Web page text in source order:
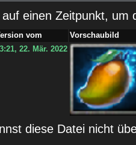
auf einen Zeitpunkt, um
vom
Vorschaubild
22. Mär. 2022
diese Datei nicht